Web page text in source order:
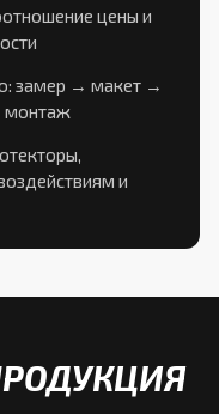
цены и
замер → макет →
монтаж
и